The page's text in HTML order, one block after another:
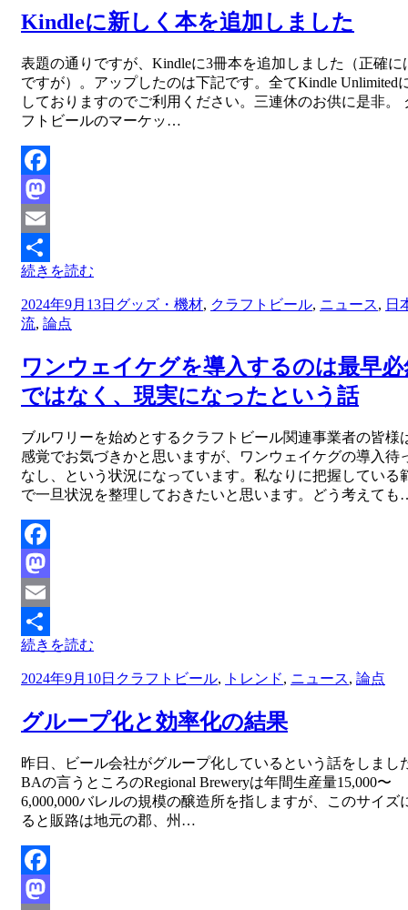
Kindleに新しく本を追加しました
投稿者master
表題の通りですが、Kindleに3冊本を追加しました（正確に
ですが）。アップしたのは下記です。全てKindle Unlimited
しておりますのでご利用ください。三連休のお供に是非。
フトビールのマーケッ…
Facebook
Mastodon
Email
共
有
続きを読む
投
稿
2024年9月13日 グッズ・機材, クラフトビール, ニュース, 日
流, 論点
ワンウェイケグを導入するのは最早必
ではなく、現実になったという話
投稿者master
ブルワリーを始めとするクラフトビール関連事業者の皆様
感覚でお気づきかと思いますが、ワンウェイケグの導入待
なし、という状況になっています。私なりに把握している
で一旦状況を整理しておきたいと思います。どう考えて
Facebook
Mastodon
Email
共
有
続きを読む
投
日:
2024年9月10日 クラフトビール, トレンド, ニュース, 論点
グループ化と効率化の結果
投稿者master
昨日、ビール会社がグループ化しているという話をしまし
BAの言うところのRegional Breweryは年間生産量15,000〜
6,000,000バレルの規模の醸造所を指しますが、このサイズ
ると販路は地元の郡、州…
Facebook